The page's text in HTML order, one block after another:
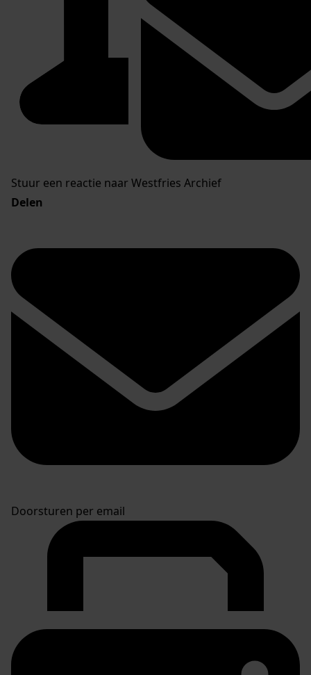
Stuur een reactie naar Westfries Archief
Delen
Doorsturen per email